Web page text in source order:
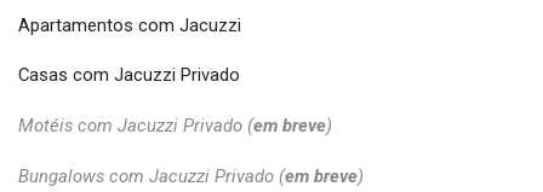
Apartamentos com Jacuzzi
Casas com Jacuzzi Privado
Motéis com Jacuzzi Privado (em breve)
Bungalows com Jacuzzi Privado (em breve)